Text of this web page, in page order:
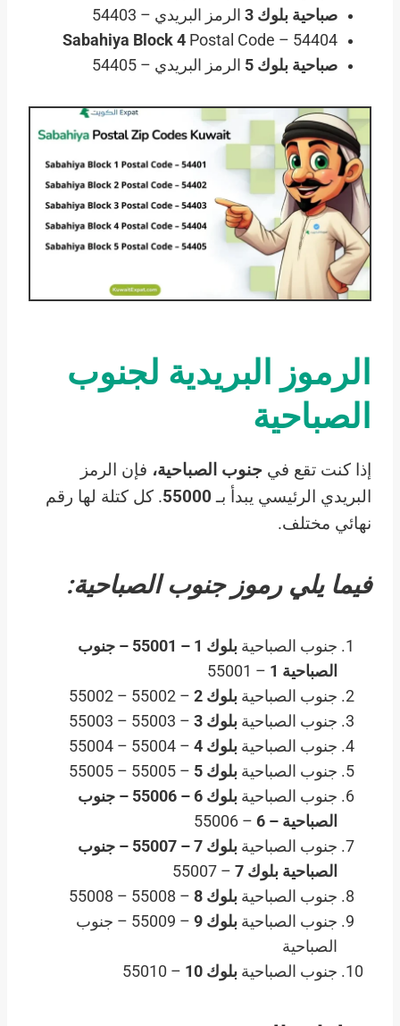
صباحية بلوك 3
الرمز البريدي – 54403
Sabahiya Block 4 Postal Code – 54404
صباحية بلوك 5
الرمز البريدي – 54405
الرموز البريدية لجنوب
الصباحية
إذا كنت تقع في جنوب الصباحية، فإن الرمز
البريدي الرئيسي يبدأ بـ 55000. كل كتلة لها رقم
نهائي مختلف.
فيما يلي رموز جنوب الصباحية:
جنوب الصباحية
بلوك 1 – 55001 – جنوب
الصباحية 1
– 55001
جنوب الصباحية بلوك 2
– 55002 – 55002
جنوب الصباحية بلوك 3
– 55003 – 55003
جنوب الصباحية بلوك 4
– 55004 – 55004
جنوب الصباحية بلوك 5
– 55005 – 55005
جنوب الصباحية
بلوك 6 – 55006 – جنوب
الصباحية – 6
– 55006
جنوب الصباحية
بلوك 7 – 55007 – جنوب
الصباحية بلوك 7
– 55007
جنوب الصباحية بلوك 8
– 55008 – 55008
جنوب الصباحية بلوك 9
– 55009 – جنوب
الصباحية
جنوب الصباحية بلوك 10 – 55010